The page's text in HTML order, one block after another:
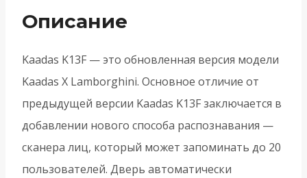
Face
распознование
лица
и
отпечатком
пальца
-
Описание
Kaadas K13F — это обновленная версия модели
Kaadas Х Lamborghini. Основное отличие от
предыдущей версии Kaadas K13F заключается в
добавлении нового способа распознавания —
сканера лиц, который может запоминать до 20
пользователей. Дверь автоматически